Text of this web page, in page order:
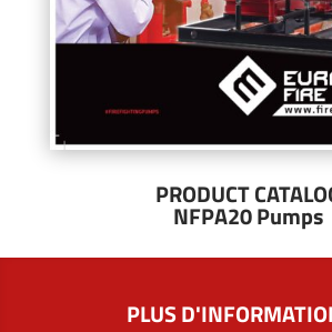
PRODUCT
NFPA20 Pumps
PLUS